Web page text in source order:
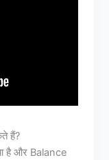
हैं?
है और Balance